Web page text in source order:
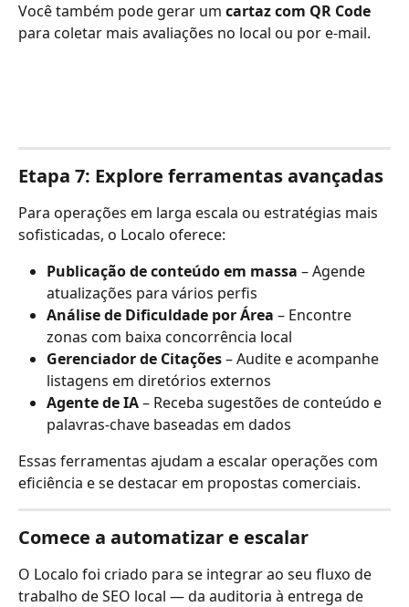
Você também pode gerar um cartaz com QR Code
para coletar mais avaliações no local ou por e-mail.
Etapa 7: Explore ferramentas avançadas
Para operações em larga escala ou estratégias mais
sofisticadas, o Localo oferece:
Publicação de conteúdo em massa – Agende
atualizações para vários perfis
Análise de Dificuldade por Área – Encontre
zonas com baixa concorrência local
Gerenciador de Citações – Audite e acompanhe
listagens em diretórios externos
Agente de IA – Receba sugestões de conteúdo e
palavras-chave baseadas em dados
Essas ferramentas ajudam a escalar operações com
eficiência e se destacar em propostas comerciais.
Comece a automatizar e escalar
O Localo foi criado para se integrar ao seu fluxo de
trabalho de SEO local — da auditoria à entrega de